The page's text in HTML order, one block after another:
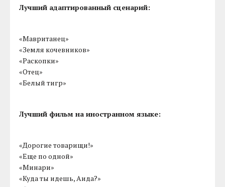
Лучший адаптированный сценарий:
«Мавританец»
«Земля кочевников»
«Раскопки»
«Отец»
«Белый тигр»
Лучший фильм на иностранном языке:
«Дорогие товарищи!»
«Еще по одной»
«Минари»
«Куда ты идешь, Аида?»